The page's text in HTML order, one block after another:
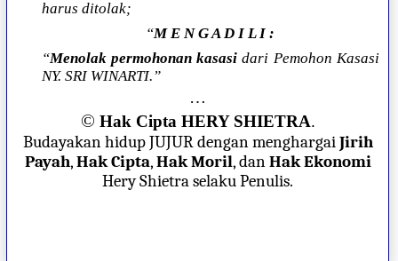
harus ditolak;
“M E N G A D I L I :
“Menolak permohonan kasasi dari Pemohon Kasasi
NY. SRI WINARTI.”
…
© Hak Cipta HERY SHIETRA.
Budayakan hidup JUJUR dengan menghargaiJirih
Payah,Hak Cipta,Hak Moril, danHak Ekonomi
Hery Shietra selaku Penulis.